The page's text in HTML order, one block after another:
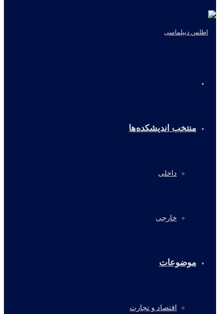
منتخب اندیشکده‌ها
داخلی
خارجی
موضوعات
اقتصاد و تجارت